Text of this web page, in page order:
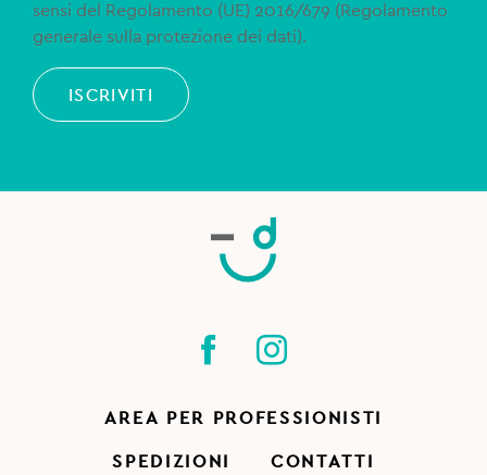
sensi del Regolamento (UE) 2016/679 (Regolamento
generale sulla protezione dei dati).
ISCRIVITI
AREA PER PROFESSIONISTI
SPEDIZIONI CONTATTI